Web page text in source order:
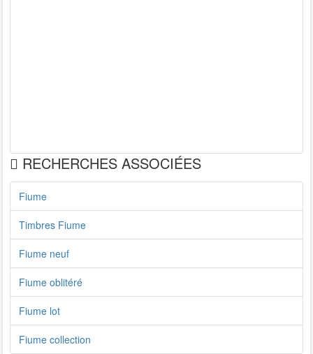
RECHERCHES ASSOCIÉES
Fiume
Timbres Fiume
Fiume neuf
Fiume oblitéré
Fiume lot
Fiume collection